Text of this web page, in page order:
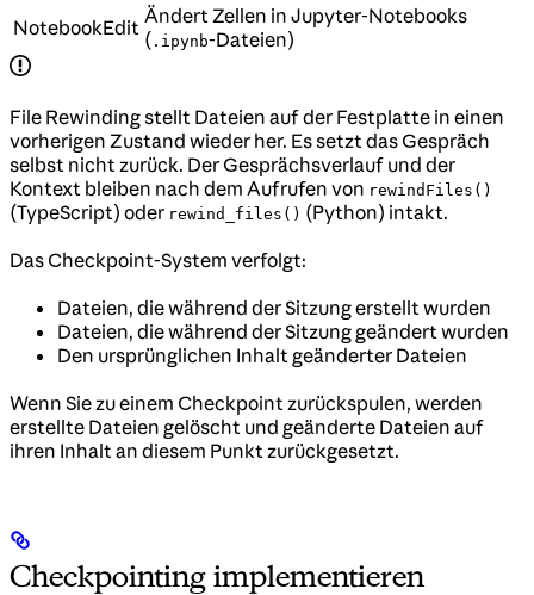
NotebookEdit Ändert Zellen in Jupyter-Notebooks
( .ipynb-Dateien)
File Rewinding stellt Dateien auf der Festplatte in einen
vorherigen Zustand wieder her. Es setzt das Gespräch
selbst nicht zurück. Der Gesprächsverlauf und der
Kontext bleiben nach dem Aufrufen von rewindFiles()
(TypeScript) oder rewind_files() (Python) intakt.
Das Checkpoint-System verfolgt:
Dateien, die während der Sitzung erstellt wurden
Dateien, die während der Sitzung geändert wurden
Den ursprünglichen Inhalt geänderter Dateien
Wenn Sie zu einem Checkpoint zurückspulen, werden
erstellte Dateien gelöscht und geänderte Dateien auf
ihren Inhalt an diesem Punkt zurückgesetzt.
Checkpointing implementieren